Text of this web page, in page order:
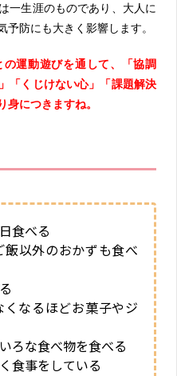
一生涯のものであり、大人に
防にも大きく影響します。
運動遊びを通して、「協調
「くじけない心」「課題解決
身につきますね。
食べる
外のおかずも食べ
るほどお菓子やジ
な食べ物を食べる
事をしている